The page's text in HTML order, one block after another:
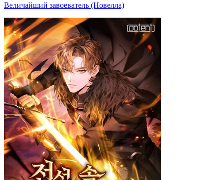
Величайший завоеватель (Новелла)